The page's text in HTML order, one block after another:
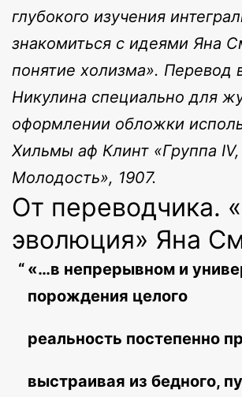
глубокого изучения
знакомиться с идеями Яна
понятие холизма». Перевод
Никулина специально для
оформлении обложки
Хильмы аф Клинт «Группа
Молодость», 1907.
От переводчика.
эволюция» Яна
«…в непрерывном и
порождения целого
реальность постепенно
выстраивая из бедного,